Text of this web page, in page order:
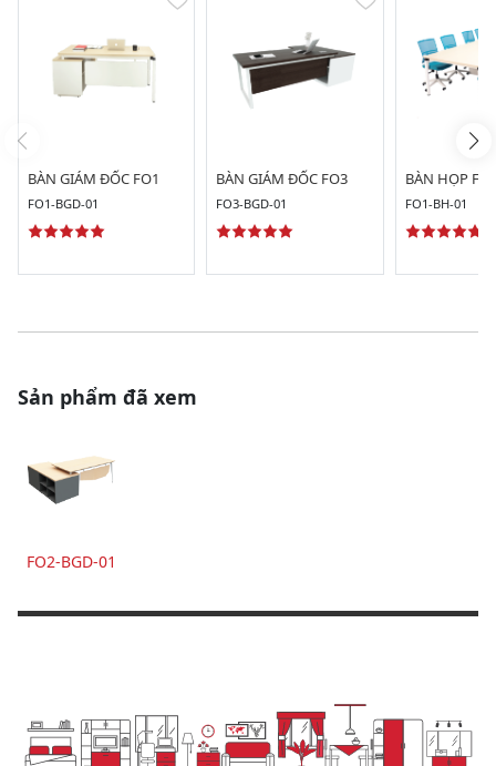
BÀN GIÁM ĐỐC FO1
FO1-BGD-01
BÀN GIÁM ĐỐC FO3
FO3-BGD-01
BÀN HỌP
FO1-BH-01
Sản phẩm đã xem
FO2-BGD-01